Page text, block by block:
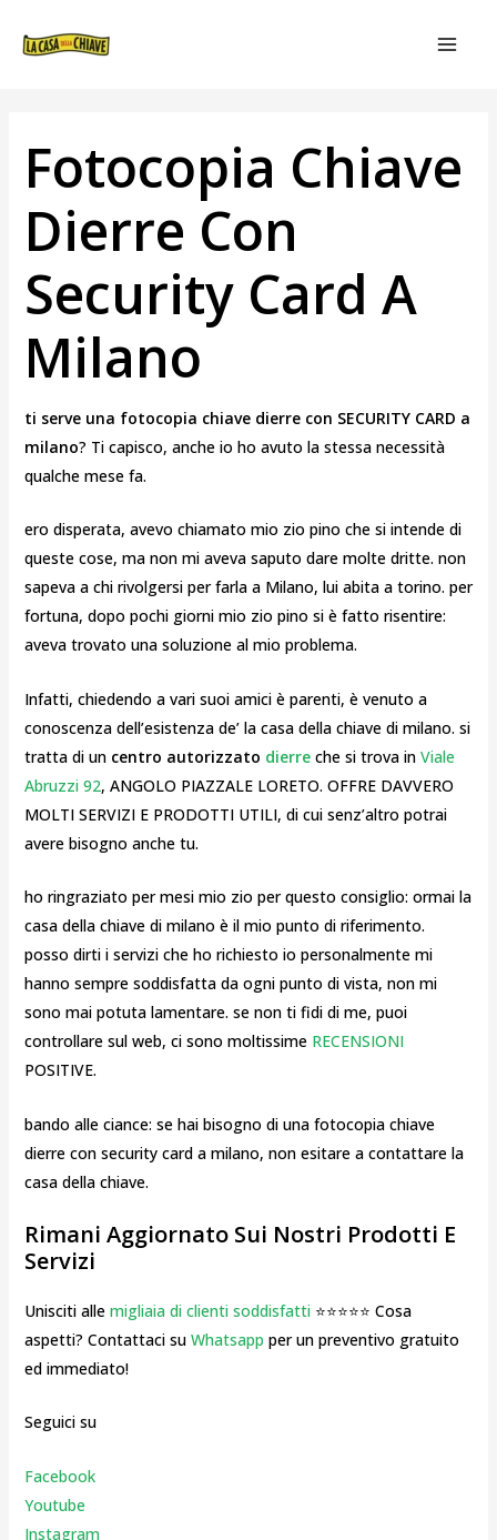
Fotocopia Chiave
Dierre Con
Security Card A
Milano
ti serve una fotocopia chiave dierre con SECURITY CARD a
milano? Ti capisco, anche io ho avuto la stessa necessità
qualche mese fa.
ero disperata, avevo chiamato mio zio pino che si intende di
queste cose, ma non mi aveva saputo dare molte dritte. non
sapeva a chi rivolgersi per farla a Milano, lui abita a torino. per
fortuna, dopo pochi giorni mio zio pino si è fatto risentire:
aveva trovato una soluzione al mio problema.
Infatti, chiedendo a vari suoi amici è parenti, è venuto a
conoscenza dell’esistenza de’ la casa della chiave di milano. si
tratta di un centro autorizzato dierre che si trova in Viale
Abruzzi 92, ANGOLO PIAZZALE LORETO. OFFRE DAVVERO
MOLTI SERVIZI E PRODOTTI UTILI, di cui senz’altro potrai
avere bisogno anche tu.
ho ringraziato per mesi mio zio per questo consiglio: ormai la
casa della chiave di milano è il mio punto di riferimento.
posso dirti i servizi che ho richiesto io personalmente mi
hanno sempre soddisfatta da ogni punto di vista, non mi
sono mai potuta lamentare. se non ti fidi di me, puoi
controllare sul web, ci sono moltissime RECENSIONI
POSITIVE.
bando alle ciance: se hai bisogno di una fotocopia chiave
dierre con security card a milano, non esitare a contattare la
casa della chiave.
Rimani Aggiornato Sui Nostri Prodotti E
Servizi
Unisciti alle migliaia di clienti soddisfatti⭐⭐⭐⭐⭐ Cosa
aspetti? Contattaci su Whatsapp per un preventivo gratuito
ed immediato!
Seguici su
Facebook
Youtube
Instagram
ARTICOLI